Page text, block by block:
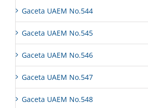
Gaceta UAEM No.544
Gaceta UAEM No.545
Gaceta UAEM No.546
Gaceta UAEM No.547
Gaceta UAEM No.548